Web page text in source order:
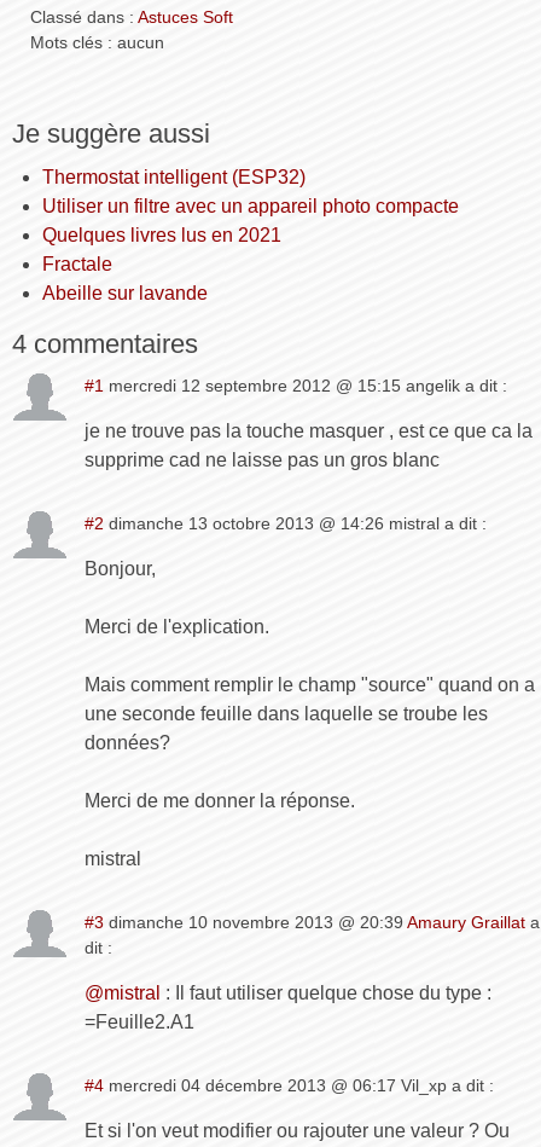
Classé dans : Astuces Soft
Mots clés : aucun
Je suggère aussi
Thermostat intelligent (ESP32)
Utiliser un filtre avec un appareil photo compacte
Quelques livres lus en 2021
Fractale
Abeille sur lavande
4 commentaires
#1 mercredi 12 septembre 2012 @ 15:15 angelik a dit :
je ne trouve pas la touche masquer , est ce que ca la
supprime cad ne laisse pas un gros blanc
#2 dimanche 13 octobre 2013 @ 14:26 mistral a dit :
Bonjour,
Merci de l'explication.
Mais comment remplir le champ "source" quand on a
une seconde feuille dans laquelle se troube les
données?
Merci de me donner la réponse.
mistral
#3 dimanche 10 novembre 2013 @ 20:39Amaury Graillat a
dit :
@mistral : Il faut utiliser quelque chose du type :
=Feuille2.A1
#4 mercredi 04 décembre 2013 @ 06:17 Vil_xp a dit :
Et si l'on veut modifier ou rajouter une valeur ? Ou